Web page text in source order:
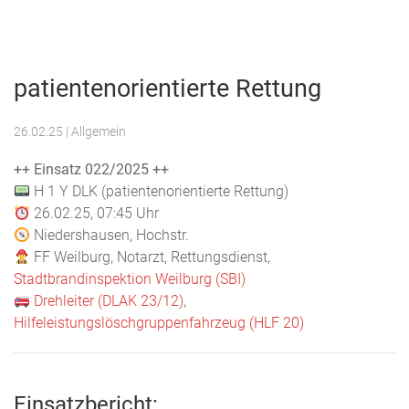
Feuerwehr
patientenorientierte Rettung
26.02.25 | Allgemein
++ Einsatz 022/2025 ++
H 1 Y DLK (patientenorientierte Rettung)
26.02.25, 07:45 Uhr
Niedershausen, Hochstr.
FF Weilburg, Notarzt, Rettungsdienst,
Stadtbrandinspektion Weilburg (SBI)
Drehleiter (DLAK 23/12),
Hilfeleistungslöschgruppenfahrzeug (HLF 20)